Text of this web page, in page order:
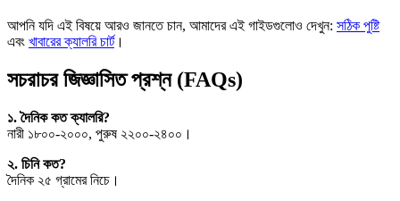
আপনি যদি এই বিষয়ে আরও জানতে চান, আমাদের এই গাইডগুলোও দেখুন: সঠিক পুষ্টি
এবং খাবারের ক্যালরি চার্ট।
সচরাচর জিজ্ঞাসিত প্রশ্ন (FAQs)
১. দৈনিক কত ক্যালরি?
নারী ১৮০০-২০০০, পুরুষ ২২০০-২৪০০।
২. চিনি কত?
দৈনিক ২৫ গ্রামের নিচে।